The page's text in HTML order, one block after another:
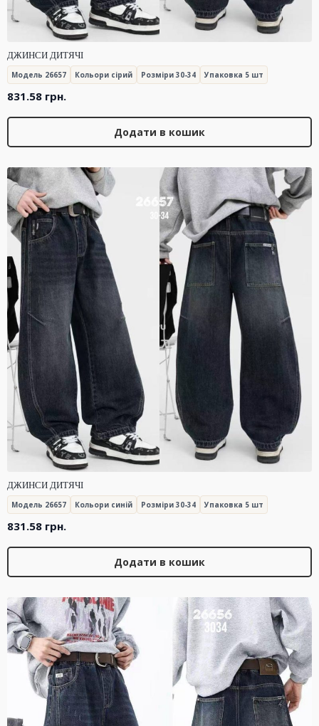
ДЖИНСИ ДИТЯЧІ
Модель 26657 Кольори сірий Розміри 30-34 Упаковка 5 шт
831.58 грн.
Додати в кошик
ДЖИНСИ ДИТЯЧІ
Модель 26657 Кольори синій Розміри 30-34 Упаковка 5 шт
831.58 грн.
Додати в кошик